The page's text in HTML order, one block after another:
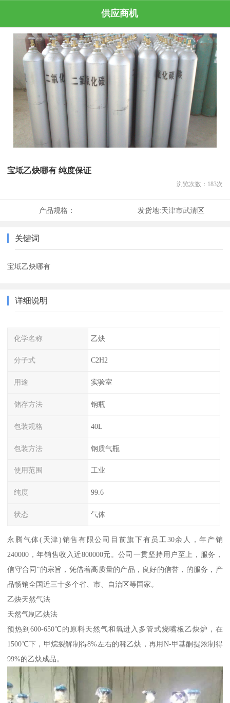
供应商机
宝坻乙炔哪有 纯度保证
浏览次数： 183次
产品规格： 发货地:天津市武清区
关键词
宝坻乙炔哪有
详细说明
化学名称 乙炔
分子式 C2H2
用途 实验室
储存方法 钢瓶
包装规格 40L
包装方法 钢质气瓶
使用范围 工业
纯度 99.6
状态 气体
永腾气体(天津)销售有限公司目前旗下有员工30余人，年产销
240000，年销售收入近800000元。公司一贯坚持用户至上，服务，
信守合同”的宗旨，凭借着高质量的产品，良好的信誉，的服务，产
品畅销全国近三十多个省、市、自治区等国家。
乙炔天然气法
天然气制乙炔法
预热到600-650℃的原料天然气和氧进入多管式烧嘴板乙炔炉，在
1500℃下，甲烷裂解制得8%左右的稀乙炔，再用N-甲基酮提浓制得
99%的乙炔成品。